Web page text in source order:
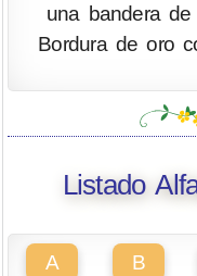
una bandera
Bordura de oro
Listado
A B